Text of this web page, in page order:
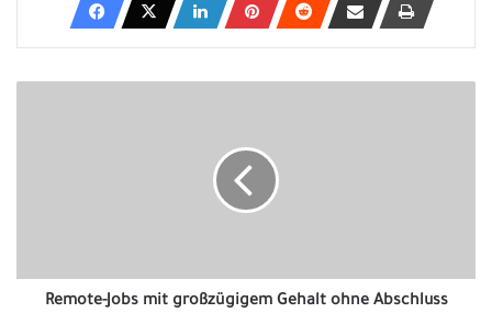
Erfahrung
Remote-Jobs mit großzügigem Gehalt ohne Abschluss